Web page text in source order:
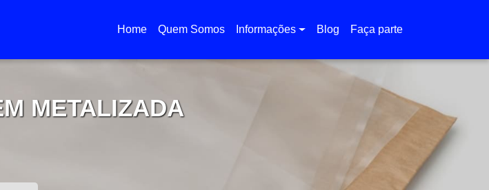
Home
(current)
Quem Somos Informações Blog Faça parte
METALIZADA